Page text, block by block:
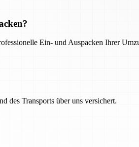
Ein- und Auspacken Ihrer
des Transports über uns versichert.